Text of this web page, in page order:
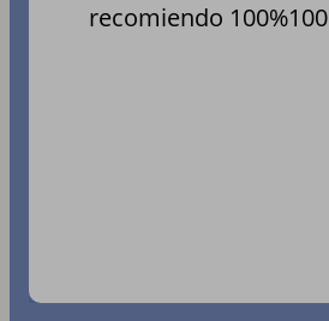
recomiendo 100%100